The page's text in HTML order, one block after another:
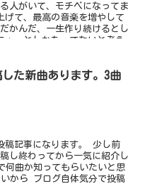
人がいて、モチベになってま
て、最高の音楽を増やして
かんだ、一生作り続けるとし
ょっとしかたってないと考え
人が増えるように頑張りま
た新曲あります。3曲
稿記事になります。 少し前
し終わってから一気に紹介し
曲か知ってもらいたいと思
から ブログ自体気分で投稿